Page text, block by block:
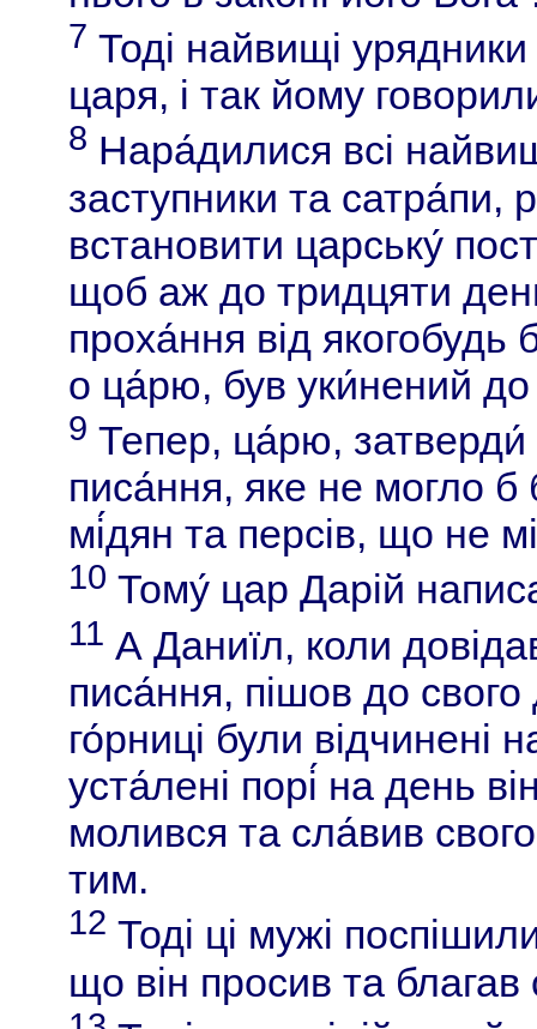
7 Тоді найвищі
царя, і так йому
8 Нара́дилися всі
заступники та сатра́пи,
встановити царську́
щоб аж до тридцяти
проха́ння від якогобудь
о ца́рю, був уки́нений
9 Тепер, ца́рю,
писа́ння, яке не могло б
мі́дян та персів, що не
10 Тому́ цар Дарій
11 А Даниїл, коли
писа́ння, пішов до
го́рниці були відчинені
уста́лені порі́ на день
молився та сла́вив
тим.
12 Тоді ці мужі
що він просив та благав